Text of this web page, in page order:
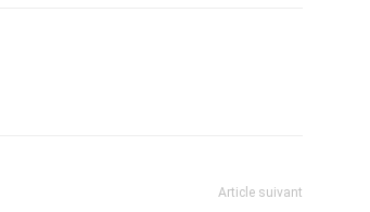
Article suivant